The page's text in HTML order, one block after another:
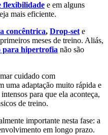
flexibilidade e em alguns
mais eficiente.
concêntrica, Drop-sete
meses de treino. Aliás,
para hipertrofia não são
cuidado com
uma adaptação muito rápida e
para que ela aconteça,
de treino.
importante nesta fase: a
em longo prazo.